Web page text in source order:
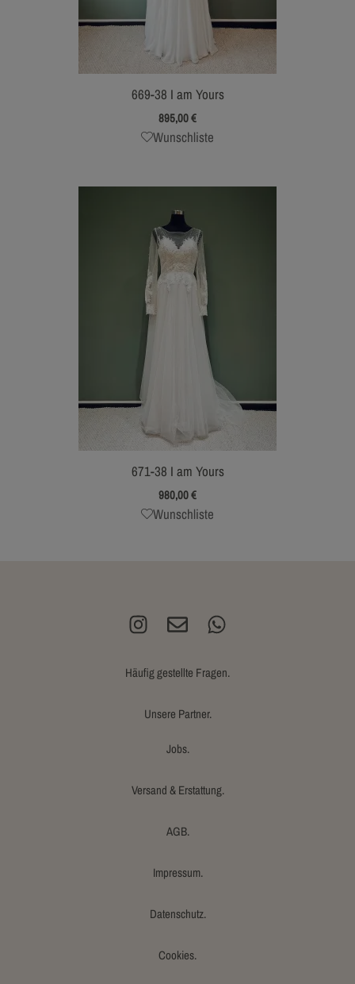
669-38 I am Yours
895,00€
Wunschliste
671-38 I am Yours
980,00€
Wunschliste
Häufig gestellte Fragen.
Unsere Partner.
Jobs.
Versand & Erstattung.
AGB.
Impressum.
Datenschutz.
Cookies.